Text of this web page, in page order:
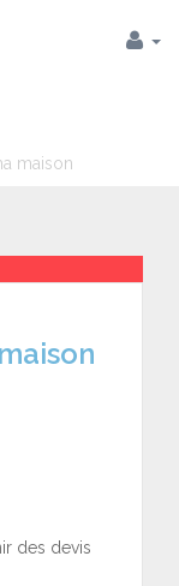
maison
des devis